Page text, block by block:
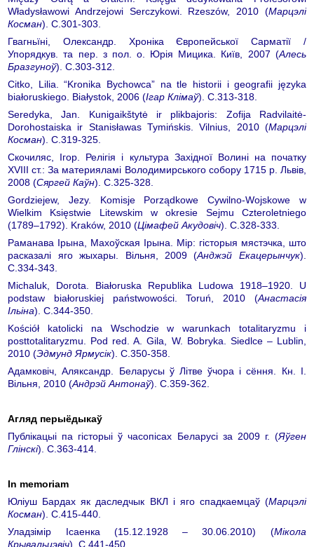
Władysławowi Andrzejowi Serczykowi. Rzeszów, 2010 (Марцэлі
Косман). С.301-303.
Гвагньïні, Олександр. Хроніка Європейської Сарматії /
Упорядкув. та пер. з пол. о. Юрія Мицика. Київ, 2007 (Алесь
Бразгуноў). С.303-312.
Citko, Lilia. “Kronika Bychowca” na tle historii i geografii języka
białoruskiego. Białystok, 2006 (Ігар Клімаў). С.313-318.
Seredyka, Jan. Kunigaikštytė ir plikbajoris: Zofija Radvilaitė-
Dorohostaiska ir Stanisławas Tymińskis. Vilnius, 2010 (Марцэлі
Косман). С.319-325.
Скочиляс, Ігор. Релігія і культура Західноï Волині на початку
XVIII ст.: За материяламі Володимирського собору 1715 р. Львів,
2008 (Сяргей Каўн). С.325-328.
Gordziejew, Jezy. Komisje Porządkowe Cywilno-Wojskowe w
Wielkim Księstwie Litewskim w okresie Sejmu Czteroletniego
(1789–1792). Kraków, 2010 (Цімафей Акудовіч). С.328-333.
Раманава Ірына, Махоўская Ірына. Мір: гісторыя мястэчка, што
расказалі яго жыхары. Вільня, 2009 (Анджэй Екацерынчук).
С.334-343.
Michaluk, Dorota. Białoruska Republika Ludowa 1918–1920. U
podstaw białoruskiej państwowości. Toruń, 2010 (Анастасія
Ільіна). С.344-350.
Kościół katolicki na Wschodzie w warunkach totalitaryzmu i
posttotalitaryzmu. Рod red. A. Gila, W. Bobryka. Siedlce – Lublin,
2010 (Эдмунд Ярмусік). С.350-358.
Адамковіч, Аляксандр. Беларусы ў Літве ўчора і сёння. Кн. І.
Вільня, 2010 (Андрэй Антонаў). С.359-362.
Агляд перыёдыкаў
Публікацыі па гісторыі ў часопісах Беларусі за 2009 г. (Яўген
Глінскі). С.363-414.
In memoriam
Юліуш Бардах як даследчык ВКЛ і яго спадкаемцаў (Марцэлі
Косман). С.415-440.
Уладзімір Ісаенка (15.12.1928 – 30.06.2010) (Мікола
Крывальцэвіч). С.441-450.